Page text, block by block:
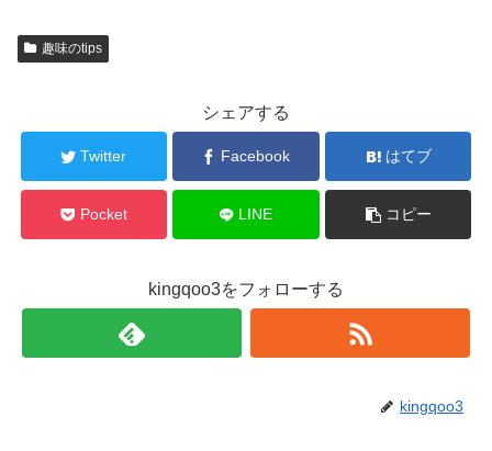
趣味のtips
シェアする
Twitter Facebook はてブ
Pocket LINE コピー
kingqoo3をフォローする
kingqoo3